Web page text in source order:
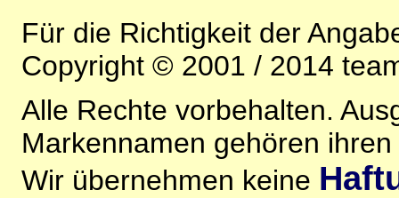
Für die Richtigkeit der
Copyright © 2001 / 2014
Alle Rechte vorbehalten.
Markennamen gehören
Wir übernehmen keine